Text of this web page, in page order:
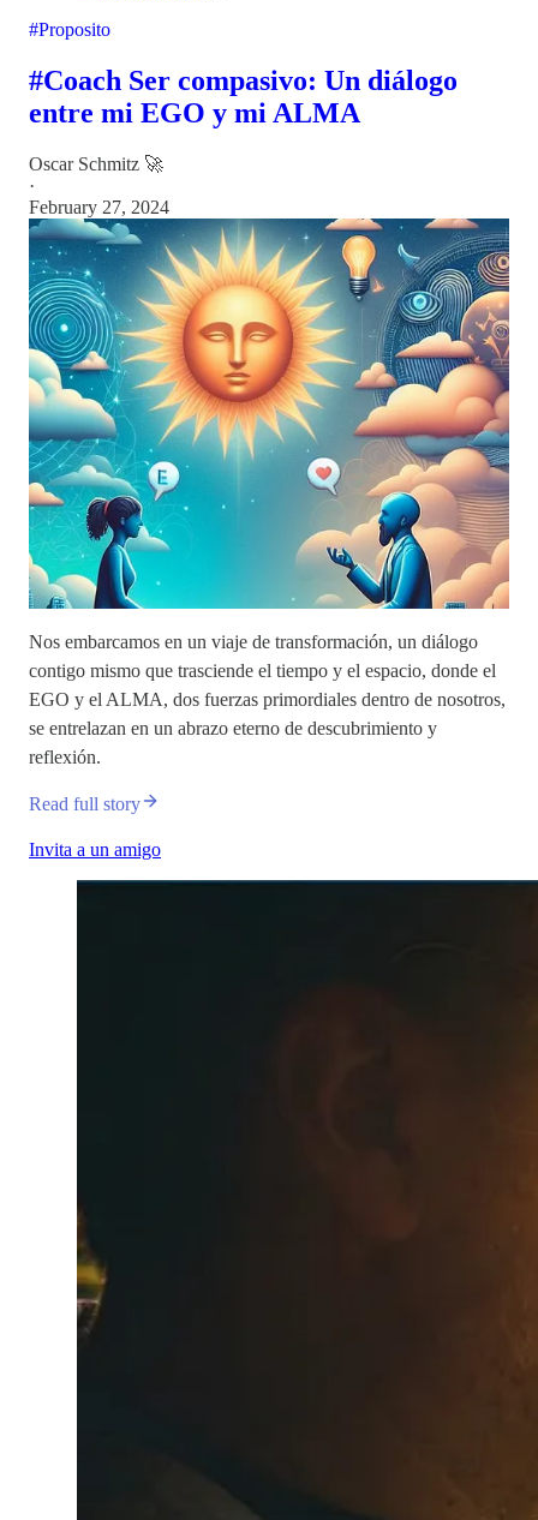
#Proposito
#Coach Ser compasivo: Un diálogo
entre mi EGO y mi ALMA
Oscar Schmitz 🚀
·
February 27, 2024
Nos embarcamos en un viaje de transformación, un diálogo
contigo mismo que trasciende el tiempo y el espacio, donde el
EGO y el ALMA, dos fuerzas primordiales dentro de nosotros,
se entrelazan en un abrazo eterno de descubrimiento y
reflexión.
Read full story
Invita a un amigo